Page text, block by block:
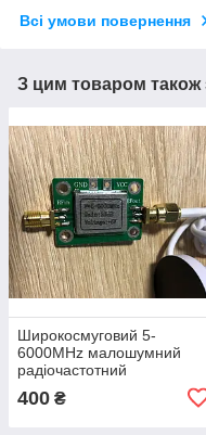
Всі умови повернення
З цим товаром
Широкосмуговий 5-
6000MHz малошумний
радіочастотний
підсилювач сигналу RF
400 ₴